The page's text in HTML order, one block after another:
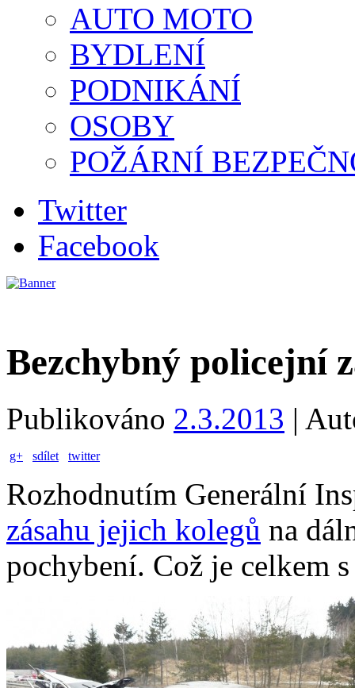
AUTO MOTO
BYDLENÍ
PODNIKÁNÍ
OSOBY
POŽÁRNÍ
Twitter
Facebook
Bezchybný policejní
Publikováno 2.3.2013 |
g+ sdílet twitter
Rozhodnutím Generální
zásahu jejich kolegů na
pochybení. Což je celkem